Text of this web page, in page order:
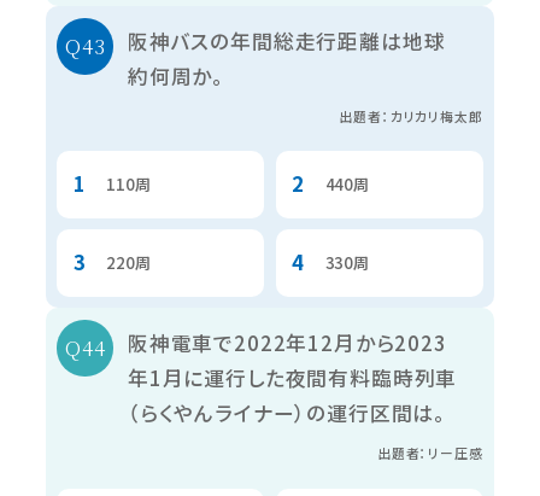
阪神バスの年間総走行距離は地球
約何周か。
出題者：カリカリ梅太郎
110周 440周
220周 330周
阪神電車で2022年12月から2023
年1月に運行した夜間有料臨時列車
（らくやんライナー）の運行区間は。
出題者：リー圧感